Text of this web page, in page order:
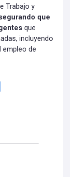
Trabajo y
que
que
incluyendo
empleo de